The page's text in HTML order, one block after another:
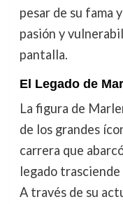
pesar de su fama
pasión y
pantalla.
El Legado de
La figura de
de los grandes
carrera que
legado trasciende
A través de su